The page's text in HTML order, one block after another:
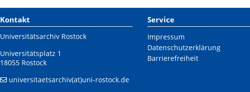
Kontakt
Universitätsarchiv Rostock
Universitätsplatz 1
18055 Rostock
universitaetsarchiv(at)uni-rostock.de
Service
Impressum
Datenschutzerklärung
Barrierefreiheit